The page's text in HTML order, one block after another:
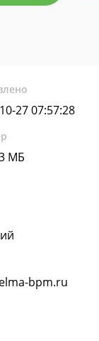
27 07:57:28
МБ
bpm.ru